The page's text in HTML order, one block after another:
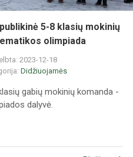
5-8 klasių mokinių
olimpiada
2023-12-18
Didžiuojamės
gabių mokinių komanda -
dalyvė.